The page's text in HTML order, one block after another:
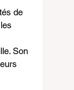
de
Son